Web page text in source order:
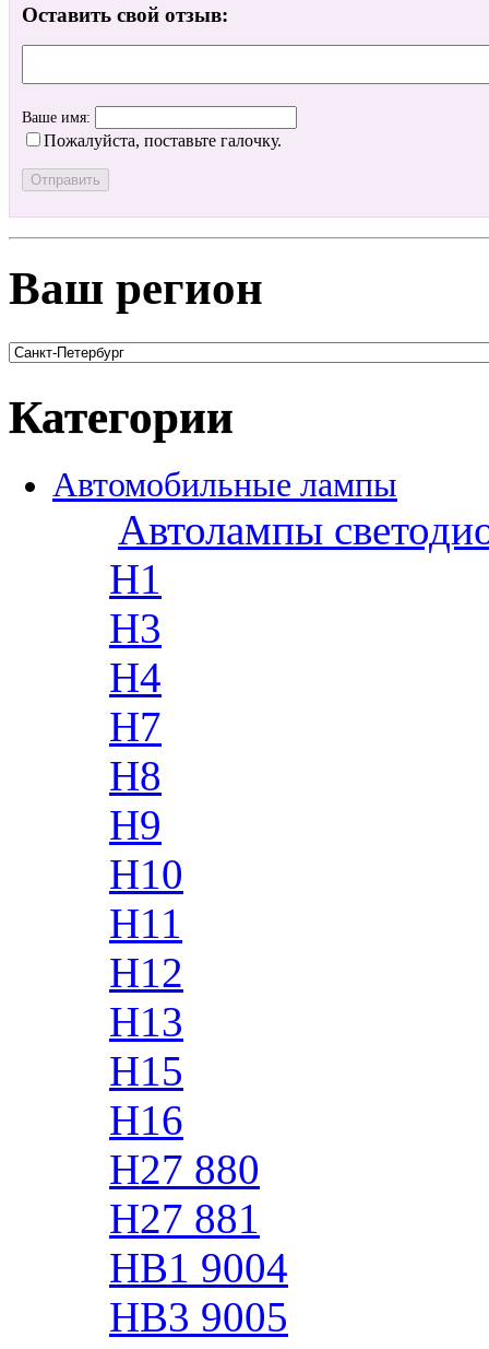
Оставить свой отзыв:
Ваше имя:
Пожалуйста, поставьте галочку.
Ваш регион
Категории
Автомобильные лампы
Автолампы
H1
H3
H4
H7
H8
H9
H10
H11
H12
H13
H15
H16
H27 880
H27 881
HB1 9004
HB3 9005